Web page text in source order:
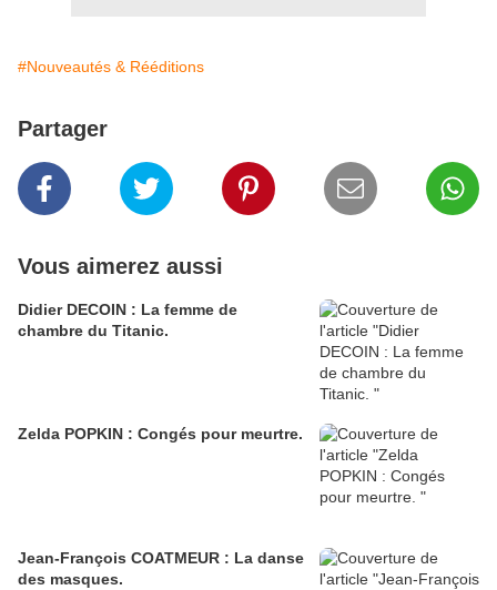
#Nouveautés & Rééditions
Partager
Vous aimerez aussi
Didier DECOIN : La femme de
chambre du Titanic.
Zelda POPKIN : Congés pour meurtre.
Jean-François COATMEUR : La danse
des masques.